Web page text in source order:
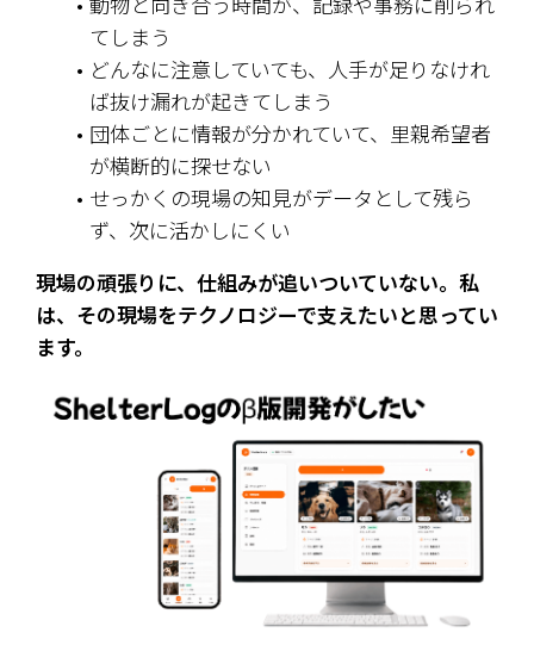
てしまう
どんなに注意していても、人手が足りなけれ
ば抜け漏れが起きてしまう
団体ごとに情報が分かれていて、里親希望者
が横断的に探せない
せっかくの現場の知見がデータとして残ら
ず、次に活かしにくい
現場の頑張りに、仕組みが追いついていない。私
は、その現場をテクノロジーで支えたいと思ってい
ます。